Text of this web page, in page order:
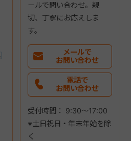
ールで問い合わせ。親
切、丁寧にお応えしま
す。
メールで
お問い合わせ
電話で
お問い合わせ
受付時間： 9:30～17:00
※土日祝日・年末年始を除
く